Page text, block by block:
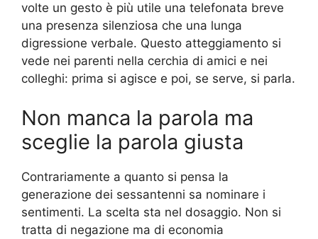
volte un gesto è più utile una telefonata breve
una presenza silenziosa che una lunga
digressione verbale. Questo atteggiamento si
vede nei parenti nella cerchia di amici e nei
colleghi: prima si agisce e poi, se serve, si parla.
Non manca la parola ma
sceglie la parola giusta
Contrariamente a quanto si pensa la
generazione dei sessantenni sa nominare i
sentimenti. La scelta sta nel dosaggio. Non si
tratta di negazione ma di economia